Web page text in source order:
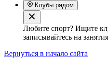
Клубы рядом
Любите спорт? Ищите
записывайтесь на
Вернуться в начало сайта